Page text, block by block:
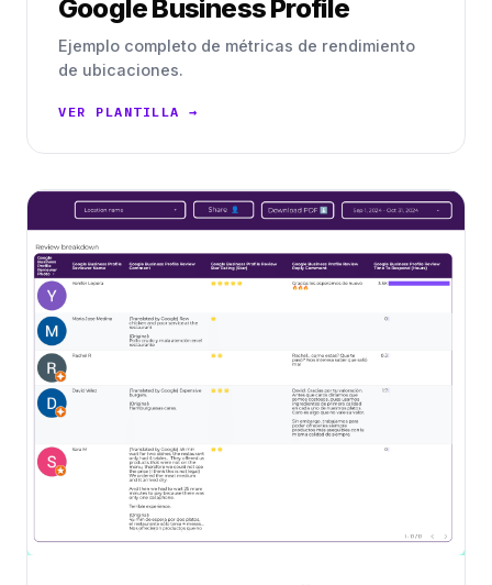
Google Business Profile
Ejemplo completo de métricas de rendimiento
de ubicaciones.
VER PLANTILLA →